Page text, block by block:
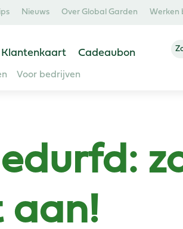
Nieuws Over Global Garden Werken
Klantenkaart Cadeaubon
Voor bedrijven
aan!